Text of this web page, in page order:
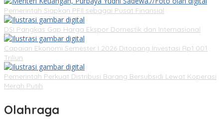
Pemerintah Siapkan PFII sebagai Pusat Finansial
DSI Pangkas Gap Harga Ekspor Domestik dan Internasional
Capaian Ekonomi Semester I 2026 Ditopang Investasi Rp1.001
Triliun
Pemerintah Perkuat Distribusi Barang Bersubsidi Lewat Koperasi
Merah Putih
Olahraga